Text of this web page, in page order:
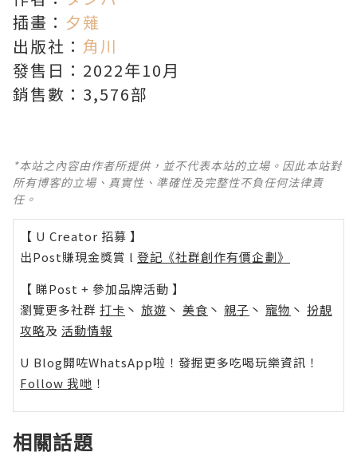
插畫： 夕薙
出版社： 角川
發售日：2022年10月
銷售數：3,576部
*本站之內容由作者所提供，並不代表本站的立場。因此本站對
所有博客的立場、真實性、準確性及完整性不負任何法律責
任。
【 U Creator 招募 】
出Post賺現金獎賞 l 登記《社群創作有價企劃》
【 睇Post + 參加品牌活動 】
瀏覽更多社群 打卡 丶 旅遊 丶 美食 丶 親子 丶 寵物 丶 扮靚
攻略及 活動情報
U Blog開咗WhatsApp啦！發掘更多吃喝玩樂資訊！
Follow 我哋 ！
相關話題